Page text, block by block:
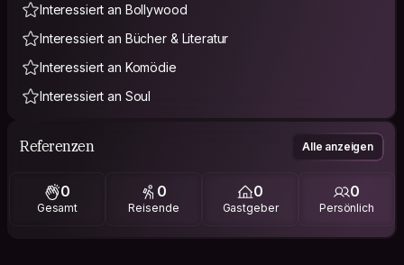
Interessiert an Bollywood
Interessiert an Bücher & Literatur
Interessiert an Komödie
Interessiert an Soul
Referenzen Alle anzeigen
0
Gesamt
0
Reisende
0
Gastgeber
0
Persönlich